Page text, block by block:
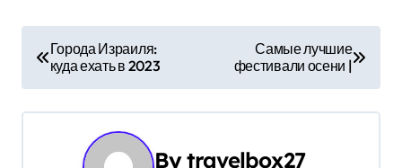
а
в
Города Израиля:
куда ехать в 2023
Самые лучшие
фестивали осени |
Bytravelbox27_